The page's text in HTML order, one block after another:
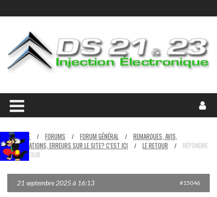
HOME / FORUMS / FORUM GÉNÉRAL /
REMARQUES, AVIS,
CONSTATATIONS, ERREURS SUR LE SITE? C’EST ICI
/ LE RETOUR /
RÉPONDRE
À : LE RETOUR
21 septembre 2025 à 16:13 #15046